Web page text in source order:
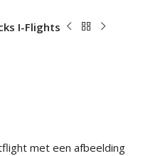
I-Flights
met een afbeelding